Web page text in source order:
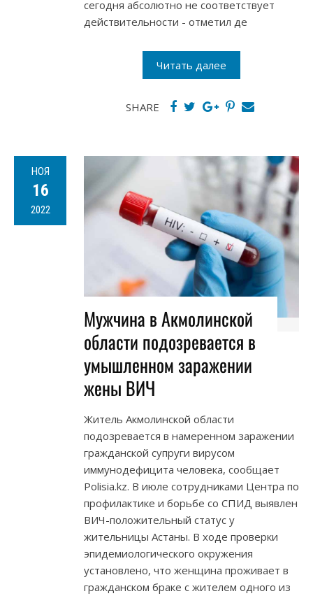
сегодня абсолютно не соответствует
действительности - отметил де
Читать далее
SHARE
НОЯ
16
2022
Мужчина в Акмолинской
области подозревается в
умышленном заражении
жены ВИЧ
Житель Акмолинской области
подозревается в намеренном заражении
гражданской супруги вирусом
иммунодефицита человека, сообщает
Polisia.kz. В июле сотрудниками Центра по
профилактике и борьбе со СПИД выявлен
ВИЧ-положительный статус у
жительницы Астаны. В ходе проверки
эпидемиологического окружения
установлено, что женщина проживает в
гражданском браке с жителем одного из